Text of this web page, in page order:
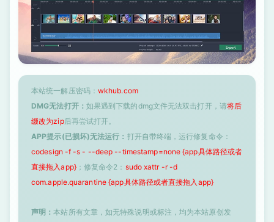
本站统一解压密码： wkhub.com
DMG无法打开： 如果遇到下载的dmg文件无法双击打开，请将后
缀改为zip后再尝试打开。
APP提示(已损坏)无法运行： 打开自带终端，运行修复命令：
codesign -f -s - --deep --timestamp=none {app具体路径或者
直接拖入app}；修复命令2： sudo xattr -r -d
com.apple.quarantine {app具体路径或者直接拖入app}
声明：本站所有文章，如无特殊说明或标注，均为本站原创发